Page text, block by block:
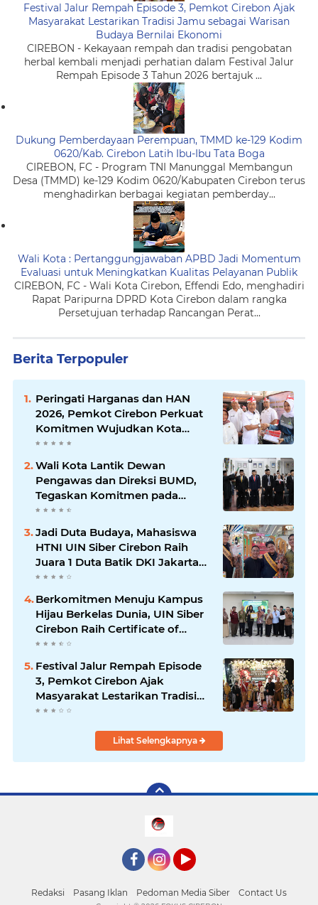
Festival Jalur Rempah Episode 3, Pemkot Cirebon Ajak
Masyarakat Lestarikan Tradisi Jamu sebagai Warisan
Budaya Bernilai Ekonomi
CIREBON - Kekayaan rempah dan tradisi pengobatan
herbal kembali menjadi perhatian dalam Festival Jalur
Rempah Episode 3 Tahun 2026 bertajuk ...
Dukung Pemberdayaan Perempuan, TMMD ke-129 Kodim
0620/Kab. Cirebon Latih Ibu-Ibu Tata Boga
CIREBON, FC - Program TNI Manunggal Membangun
Desa (TMMD) ke-129 Kodim 0620/Kabupaten Cirebon terus
menghadirkan berbagai kegiatan pemberday...
Wali Kota : Pertanggungjawaban APBD Jadi Momentum
Evaluasi untuk Meningkatkan Kualitas Pelayanan Publik
CIREBON, FC - Wali Kota Cirebon, Effendi Edo, menghadiri
Rapat Paripurna DPRD Kota Cirebon dalam rangka
Persetujuan terhadap Rancangan Perat...
Berita Terpopuler
Peringati Harganas dan HAN
2026, Pemkot Cirebon Perkuat
Komitmen Wujudkan Kota
Layak Anak
Wali Kota Lantik Dewan
Pengawas dan Direksi BUMD,
Tegaskan Komitmen pada
Kinerja dan Integritas
Jadi Duta Budaya, Mahasiswa
HTNI UIN Siber Cirebon Raih
Juara 1 Duta Batik DKI Jakarta
2026
Berkomitmen Menuju Kampus
Hijau Berkelas Dunia, UIN Siber
Cirebon Raih Certificate of
Compliance UI GreenMetric
Festival Jalur Rempah Episode
3, Pemkot Cirebon Ajak
Masyarakat Lestarikan Tradisi
Jamu sebagai Warisan Budaya
Lihat Selengkapnya
Redaksi Pasang Iklan Pedoman Media Siber Contact Us